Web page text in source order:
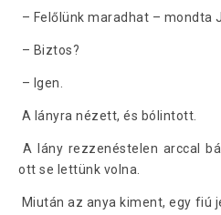
– Felőlünk maradhat – mondta
– Biztos?
– Igen.
A lányra nézett, és bólintott.
A lány rezzenéstelen arccal
ott se lettünk volna.
Miután az anya kiment, egy fiú